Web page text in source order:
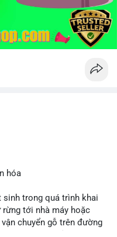
hóa
sinh trong quá trình khai
rừng tới nhà máy hoặc
chuyển gỗ trên đường